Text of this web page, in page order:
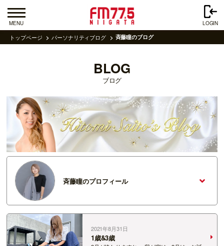
MENU LOGIN
トップページ パーソナリティブログ 斉藤瞳のブログ
BLOG
ブログ
斉藤瞳のプロフィール
2021年8月31日
1歳&3歳